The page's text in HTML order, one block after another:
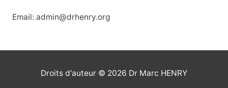
Email: admin@drhenry.org
Droits d'auteur © 2026 Dr Marc HENRY